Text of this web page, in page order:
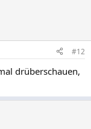
#12
drüberschauen,